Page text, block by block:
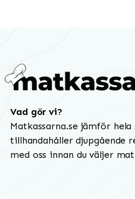
Vad gör vi?
Matkassarna.se jämför
tillhandahåller djupgående
med oss innan du väljer